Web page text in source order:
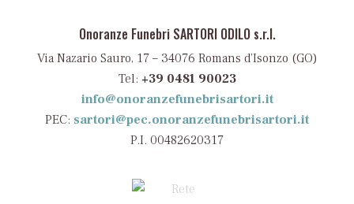
Onoranze Funebri SARTORI ODILO s.r.l.
Via Nazario Sauro, 17 – 34076 Romans d’Isonzo (GO)
Tel: +39 0481 90023
info@onoranzefunebrisartori.it
PEC: sartori@pec.onoranzefunebrisartori.it
P.I. 00482620317